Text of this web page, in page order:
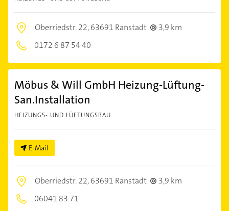
Oberriedstr. 22,63691 Ranstadt
3,9 km
0172 6 87 54 40
Möbus & Will GmbH Heizung-Lüftung-
San.Installation
HEIZUNGS- UND LÜFTUNGSBAU
E-Mail
Oberriedstr. 22,63691 Ranstadt
3,9 km
06041 83 71